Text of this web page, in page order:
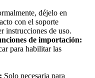
, déjelo en
con el soporte
instrucciones de uso.
de importación:
para habilitar las
: Solo necesaria para